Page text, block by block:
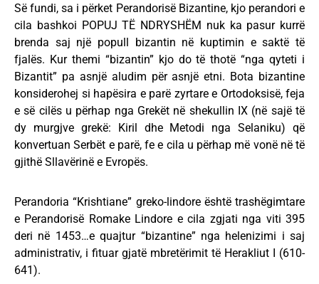
Së fundi, sa i përket Perandorisë Bizantine, kjo perandori e
cila bashkoi POPUJ TË NDRYSHËM nuk ka pasur kurrë
brenda saj një popull bizantin në kuptimin e saktë të
fjalës. Kur themi “bizantin” kjo do të thotë “nga qyteti i
Bizantit” pa asnjë aludim për asnjë etni. Bota bizantine
konsiderohej si hapësira e parë zyrtare e Ortodoksisë, feja
e së cilës u përhap nga Grekët në shekullin IX (në sajë të
dy murgjve grekë: Kiril dhe Metodi nga Selaniku) që
konvertuan Serbët e parë, fe e cila u përhap më vonë në të
gjithë Sllavërinë e Evropës.
Perandoria “Krishtiane” greko-lindore është trashëgimtare
e Perandorisë Romake Lindore e cila zgjati nga viti 395
deri në 1453…e quajtur “bizantine” nga helenizimi i saj
administrativ, i fituar gjatë mbretërimit të Herakliut I (610-
641).